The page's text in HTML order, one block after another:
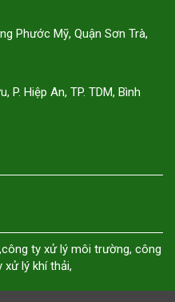
Phước Mỹ, Quận Sơn Trà,
P. Hiệp An, TP. TDM, Bình
,công ty xử lý môi trường, công
xử lý khí thải,